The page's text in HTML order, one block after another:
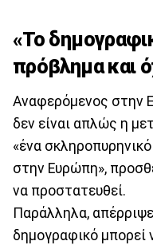
«Το
πρόβλημα και
Αναφερόμενος στην
δεν είναι απλώς η
«ένα
στην Ευρώπη»,
να προστατευθεί.
Παράλληλα,
δημογραφικό μπορεί